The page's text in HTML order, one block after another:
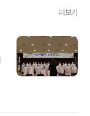
더보기